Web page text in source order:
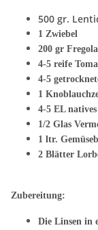
500 gr.
1 Zwiebel
200 gr Fregola
4-5 reife
4-5
1
4-5 EL
1/2 Glas
1 ltr.
2 Blätter
Zubereitung:
Die Linsen in